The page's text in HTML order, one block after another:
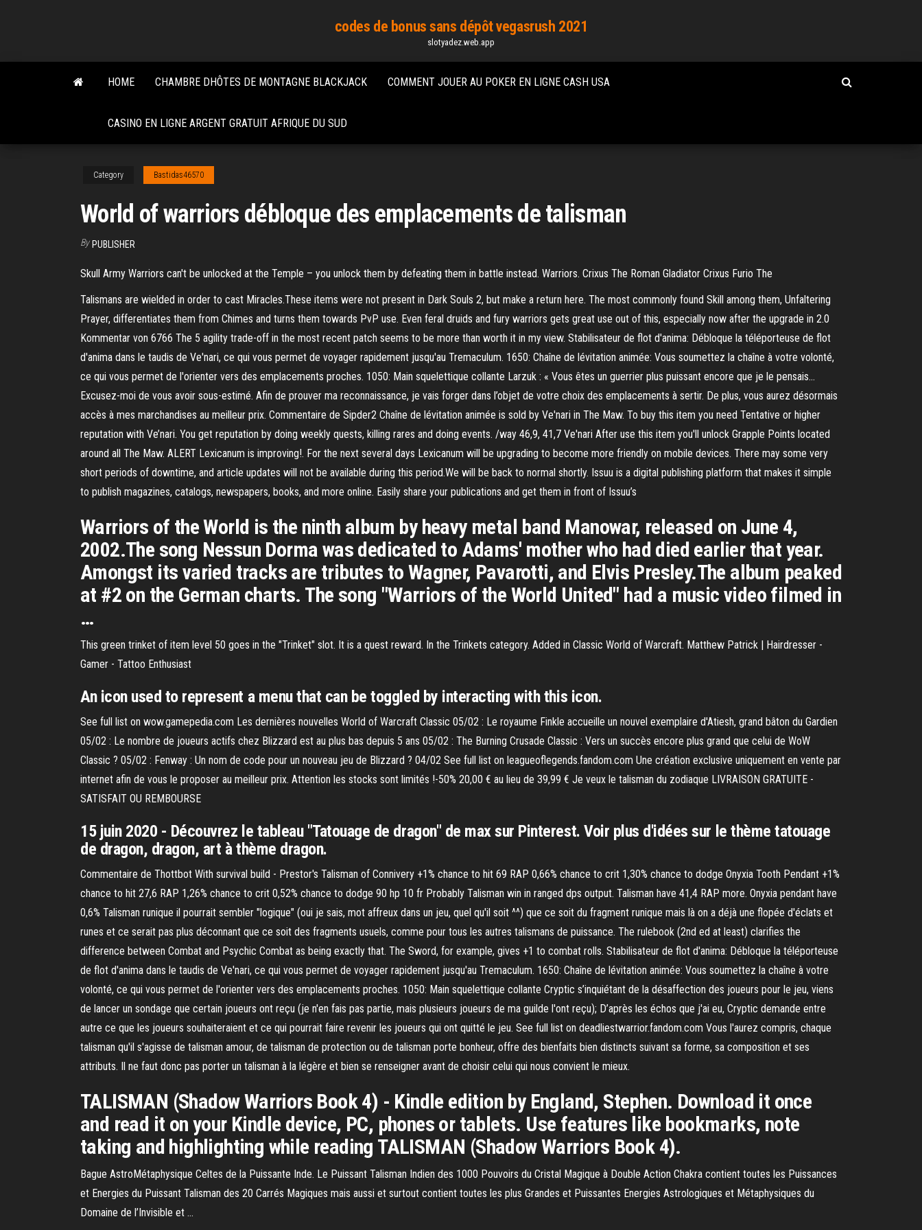
content
codes de bonus sans dépôt vegasrush 2021
slotyadez.web.app
HOME CHAMBRE DHÔTES DE MONTAGNE BLACKJACK COMMENT JOUER AU POKER EN LIGNE CASH USA
CASINO EN LIGNE ARGENT GRATUIT AFRIQUE DU SUD
Category Bastidas46570
World of warriors débloque des emplacements de talisman
By PUBLISHER
Skull Army Warriors can't be unlocked at the Temple – you unlock them by defeating them in battle instead. Warriors. Crixus The Roman Gladiator Crixus Furio The
Talismans are wielded in order to cast Miracles.These items were not present in Dark Souls 2, but make a return here. The most commonly found Skill among them, Unfaltering
Prayer, differentiates them from Chimes and turns them towards PvP use. Even feral druids and fury warriors gets great use out of this, especially now after the upgrade in 2.0
Kommentar von 6766 The 5 agility trade-off in the most recent patch seems to be more than worth it in my view. Stabilisateur de flot d'anima: Débloque la téléporteuse de flot
d'anima dans le taudis de Ve'nari, ce qui vous permet de voyager rapidement jusqu'au Tremaculum. 1650: Chaîne de lévitation animée: Vous soumettez la chaîne à votre volonté,
ce qui vous permet de l'orienter vers des emplacements proches. 1050: Main squelettique collante Larzuk : « Vous êtes un guerrier plus puissant encore que je le pensais…
Excusez-moi de vous avoir sous-estimé. Afin de prouver ma reconnaissance, je vais forger dans l’objet de votre choix des emplacements à sertir. De plus, vous aurez désormais
accès à mes marchandises au meilleur prix. Commentaire de Sipder2 Chaîne de lévitation animée is sold by Ve'nari in The Maw. To buy this item you need Tentative or higher
reputation with Ve’nari. You get reputation by doing weekly quests, killing rares and doing events. /way 46,9, 41,7 Ve'nari After use this item you'll unlock Grapple Points located
around all The Maw. ALERT Lexicanum is improving!. For the next several days Lexicanum will be upgrading to become more friendly on mobile devices. There may some very
short periods of downtime, and article updates will not be available during this period.We will be back to normal shortly. Issuu is a digital publishing platform that makes it simple
to publish magazines, catalogs, newspapers, books, and more online. Easily share your publications and get them in front of Issuu’s
Warriors of the World is the ninth album by heavy metal band Manowar, released on June 4,
2002.The song Nessun Dorma was dedicated to Adams' mother who had died earlier that year.
Amongst its varied tracks are tributes to Wagner, Pavarotti, and Elvis Presley.The album peaked
at #2 on the German charts. The song "Warriors of the World United" had a music video filmed in
…
This green trinket of item level 50 goes in the "Trinket" slot. It is a quest reward. In the Trinkets category. Added in Classic World of Warcraft. Matthew Patrick | Hairdresser -
Gamer - Tattoo Enthusiast
An icon used to represent a menu that can be toggled by interacting with this icon.
See full list on wow.gamepedia.com Les dernières nouvelles World of Warcraft Classic 05/02 : Le royaume Finkle accueille un nouvel exemplaire d'Atiesh, grand bâton du Gardien
05/02 : Le nombre de joueurs actifs chez Blizzard est au plus bas depuis 5 ans 05/02 : The Burning Crusade Classic : Vers un succès encore plus grand que celui de WoW
Classic ? 05/02 : Fenway : Un nom de code pour un nouveau jeu de Blizzard ? 04/02 See full list on leagueoflegends.fandom.com Une création exclusive uniquement en vente par
internet afin de vous le proposer au meilleur prix. Attention les stocks sont limités !-50% 20,00 € au lieu de 39,99 € Je veux le talisman du zodiaque LIVRAISON GRATUITE -
SATISFAIT OU REMBOURSE
15 juin 2020 - Découvrez le tableau "Tatouage de dragon" de max sur Pinterest. Voir plus d'idées sur le thème tatouage
de dragon, dragon, art à thème dragon.
Commentaire de Thottbot With survival build - Prestor's Talisman of Connivery +1% chance to hit 69 RAP 0,66% chance to crit 1,30% chance to dodge Onyxia Tooth Pendant +1%
chance to hit 27,6 RAP 1,26% chance to crit 0,52% chance to dodge 90 hp 10 fr Probably Talisman win in ranged dps output. Talisman have 41,4 RAP more. Onyxia pendant have
0,6% Talisman runique il pourrait sembler "logique" (oui je sais, mot affreux dans un jeu, quel qu'il soit ^^) que ce soit du fragment runique mais là on a déjà une flopée d'éclats et
runes et ce serait pas plus déconnant que ce soit des fragments usuels, comme pour tous les autres talismans de puissance. The rulebook (2nd ed at least) clarifies the
difference between Combat and Psychic Combat as being exactly that. The Sword, for example, gives +1 to combat rolls. Stabilisateur de flot d'anima: Débloque la téléporteuse
de flot d'anima dans le taudis de Ve'nari, ce qui vous permet de voyager rapidement jusqu'au Tremaculum. 1650: Chaîne de lévitation animée: Vous soumettez la chaîne à votre
volonté, ce qui vous permet de l'orienter vers des emplacements proches. 1050: Main squelettique collante Cryptic s’inquiétant de la désaffection des joueurs pour le jeu, viens
de lancer un sondage que certain joueurs ont reçu (je n'en fais pas partie, mais plusieurs joueurs de ma guilde l'ont reçu); D’après les échos que j'ai eu, Cryptic demande entre
autre ce que les joueurs souhaiteraient et ce qui pourrait faire revenir les joueurs qui ont quitté le jeu. See full list on deadliestwarrior.fandom.com Vous l'aurez compris, chaque
talisman qu'il s'agisse de talisman amour, de talisman de protection ou de talisman porte bonheur, offre des bienfaits bien distincts suivant sa forme, sa composition et ses
attributs. Il ne faut donc pas porter un talisman à la légère et bien se renseigner avant de choisir celui qui nous convient le mieux.
TALISMAN (Shadow Warriors Book 4) - Kindle edition by England, Stephen. Download it once
and read it on your Kindle device, PC, phones or tablets. Use features like bookmarks, note
taking and highlighting while reading TALISMAN (Shadow Warriors Book 4).
Bague AstroMétaphysique Celtes de la Puissante Inde. Le Puissant Talisman Indien des 1000 Pouvoirs du Cristal Magique à Double Action Chakra contient toutes les Puissances
et Energies du Puissant Talisman des 20 Carrés Magiques mais aussi et surtout contient toutes les plus Grandes et Puissantes Energies Astrologiques et Métaphysiques du
Domaine de l’Invisible et …